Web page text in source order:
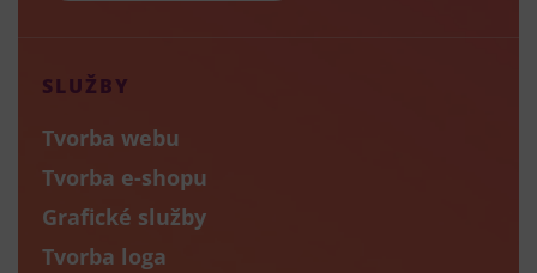
SLUŽBY
Tvorba webu
Tvorba e-shopu
Grafické služby
Tvorba loga